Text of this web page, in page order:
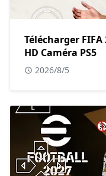
Télécharger FIFA
HD Caméra PS5
2026/8/5